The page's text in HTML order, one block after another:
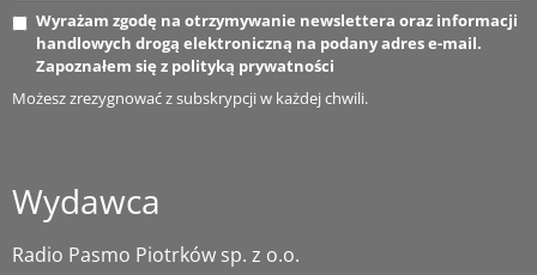
Wyrażam zgodę na otrzymywanie newslettera oraz informacji
handlowych drogą elektroniczną na podany adres e-mail.
Zapoznałem się z polityką prywatności
Możesz zrezygnować z subskrypcji w każdej chwili.
Wydawca
Radio Pasmo Piotrków sp. z o.o.